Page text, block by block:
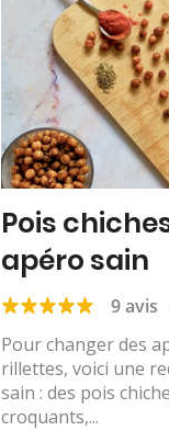
Pois
apéro sain
9 avis
Pour changer des
rillettes, voici une
sain : des pois
croquants,...